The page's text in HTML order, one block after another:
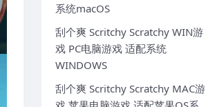
系统macOS
刮个爽 Scritchy Scratchy WIN游
戏 PC电脑游戏 适配系统
WINDOWS
刮个爽 Scritchy Scratchy MAC游